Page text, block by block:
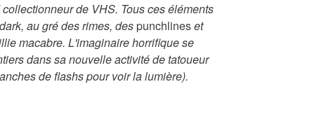
de VHS. Tous ces éléments
au gré des rimes, despunchlineset
macabre. L'imaginaire horrifique se
dans sa nouvelle activité de tatoueur
de flashs pour voir la lumière).